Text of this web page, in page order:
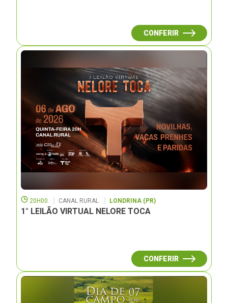
CONFERIR
20H00 CANAL RURAL LONDRINA (PR)
1° LEILÃO VIRTUAL NELORE TOCA
CONFERIR